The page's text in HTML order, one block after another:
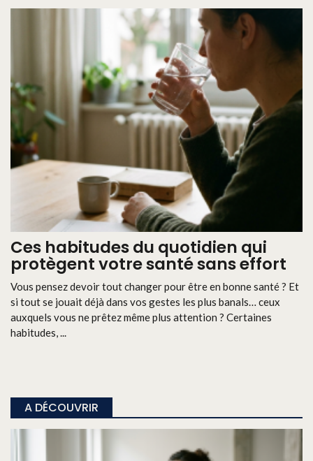
Ces habitudes du quotidien qui
protègent votre santé sans effort
Vous pensez devoir tout changer pour être en bonne santé ? Et
si tout se jouait déjà dans vos gestes les plus banals… ceux
auxquels vous ne prêtez même plus attention ? Certaines
habitudes, ...
A DÉCOUVRIR